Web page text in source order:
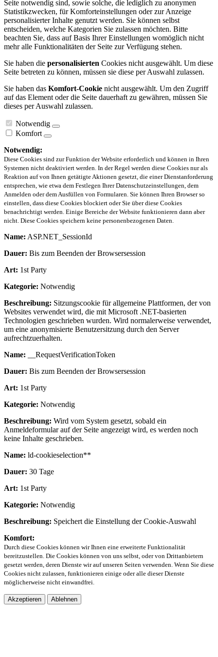
Seite notwendig sind, sowie solche, die lediglich zu anonymen
Statistikzwecken, für Komforteinstellungen oder zur Anzeige
personalisierter Inhalte genutzt werden. Sie können selbst
entscheiden, welche Kategorien Sie zulassen möchten. Bitte
beachten Sie, dass auf Basis Ihrer Einstellungen womöglich nicht
mehr alle Funktionalitäten der Seite zur Verfügung stehen.
Sie haben die personalisierten Cookies nicht ausgewählt. Um diese
Seite betreten zu können, müssen sie diese per Auswahl zulassen.
Sie haben das Komfort-Cookie nicht ausgewählt. Um den Zugriff
auf das Element oder die Seite dauerhaft zu gewähren, müssen Sie
dieses per Auswahl zulassen.
Notwendig
Komfort
Notwendig:
Diese Cookies sind zur Funktion der Website erforderlich und können in Ihren
Systemen nicht deaktiviert werden. In der Regel werden diese Cookies nur als
Reaktion auf von Ihnen getätigte Aktionen gesetzt, die einer Dienstanforderung
entsprechen, wie etwa dem Festlegen Ihrer Datenschutzeinstellungen, dem
Anmelden oder dem Ausfüllen von Formularen. Sie können Ihren Browser so
einstellen, dass diese Cookies blockiert oder Sie über diese Cookies
benachrichtigt werden. Einige Bereiche der Website funktionieren dann aber
nicht. Diese Cookies speichern keine personenbezogenen Daten.
Name: ASP.NET_SessionId
Dauer: Bis zum Beenden der Browsersession
Art: 1st Party
Kategorie: Notwendig
Beschreibung: Sitzungscookie für allgemeine Plattformen, der von
Websites verwendet wird, die mit Microsoft .NET-basierten
Technologien geschrieben wurden. Wird normalerweise verwendet,
um eine anonymisierte Benutzersitzung durch den Server
aufrechtzuerhalten.
Name: __RequestVerificationToken
Dauer: Bis zum Beenden der Browsersession
Art: 1st Party
Kategorie: Notwendig
Beschreibung: Wird vom System gesetzt, sobald ein
Anmeldeformular auf der Seite angezeigt wird, es werden noch
keine Inhalte geschrieben.
Name: ld-cookieselection**
Dauer: 30 Tage
Art: 1st Party
Kategorie: Notwendig
Beschreibung: Speichert die Einstellung der Cookie-Auswahl
Komfort:
Durch diese Cookies können wir Ihnen eine erweiterte Funktionalität
bereitzustellen. Die Cookies können von uns selbst, oder von Drittanbietern
gesetzt werden, deren Dienste wir auf unseren Seiten verwenden. Wenn Sie diese
Cookies nicht zulassen, funktionieren einige oder alle dieser Dienste
möglicherweise nicht einwandfrei.
Akzeptieren Ablehnen